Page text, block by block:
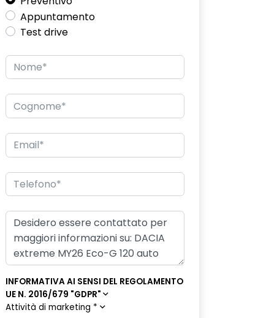
Appuntamento
Test drive
INFORMATIVA AI SENSI DEL REGOLAMENTO
UE N. 2016/679 "GDPR"
Attività di marketing *